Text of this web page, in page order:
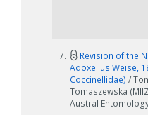
7.
Revision of the
Adoxellus Weise,
Coccinellidae) /
Tomaszewska
Austral